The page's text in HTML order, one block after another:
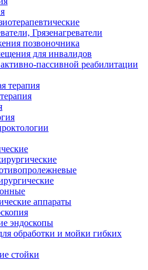
Грязенагреватели
позвоночника
для инвалидов
пассивной реабилитации
терапия
аппараты
эндоскопы
обработки и мойки гибких
стойки